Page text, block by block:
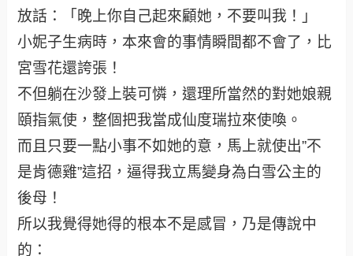
放話：「晚上你自己起來顧她，不要叫我！」
小妮子生病時，本來會的事情瞬間都不會了，比
宮雪花還誇張！
不但躺在沙發上裝可憐，還理所當然的對她娘親
頤指氣使，整個把我當成仙度瑞拉來使喚。
而且只要一點小事不如她的意，馬上就使出”不
是肯德雞”這招，逼得我立馬變身為白雪公主的
後母！
所以我覺得她得的根本不是感冒，乃是傳說中
的：